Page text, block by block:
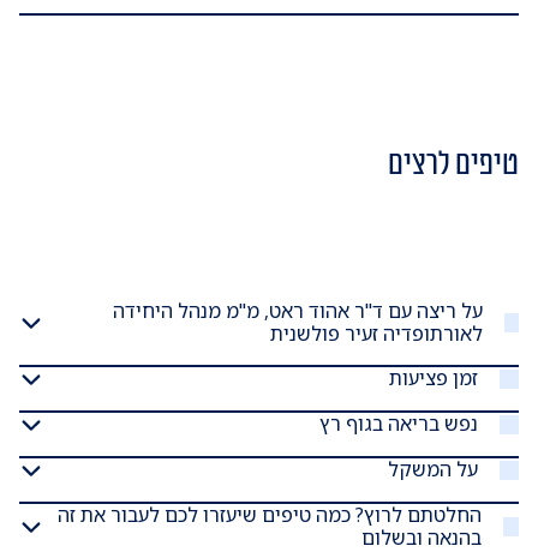
טיפים לרצים
על ריצה עם ד"ר אהוד ראט, מ"מ מנהל היחידה
לאורתופדיה זעיר פולשנית
זמן פציעות
נפש בריאה בגוף רץ
על המשקל
החלטתם לרוץ? כמה טיפים שיעזרו לכם לעבור את זה
בהנאה ובשלום